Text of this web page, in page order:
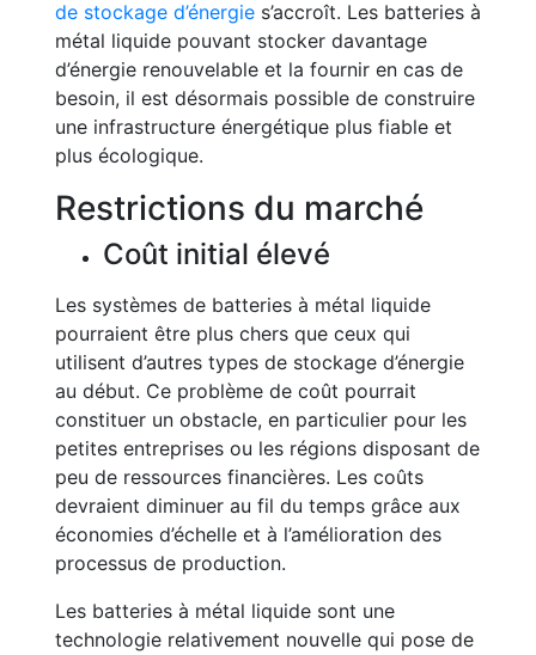
de stockage d’énergie s’accroît. Les batteries à
métal liquide pouvant stocker davantage
d’énergie renouvelable et la fournir en cas de
besoin, il est désormais possible de construire
une infrastructure énergétique plus fiable et
plus écologique.
Restrictions du marché
Coût initial élevé
Les systèmes de batteries à métal liquide
pourraient être plus chers que ceux qui
utilisent d’autres types de stockage d’énergie
au début. Ce problème de coût pourrait
constituer un obstacle, en particulier pour les
petites entreprises ou les régions disposant de
peu de ressources financières. Les coûts
devraient diminuer au fil du temps grâce aux
économies d’échelle et à l’amélioration des
processus de production.
Les batteries à métal liquide sont une
technologie relativement nouvelle qui pose de